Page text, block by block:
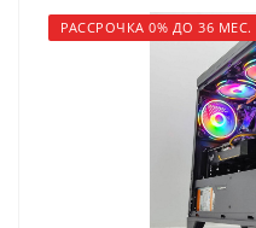
РАССРОЧКА 0% ДО 36 МЕС.